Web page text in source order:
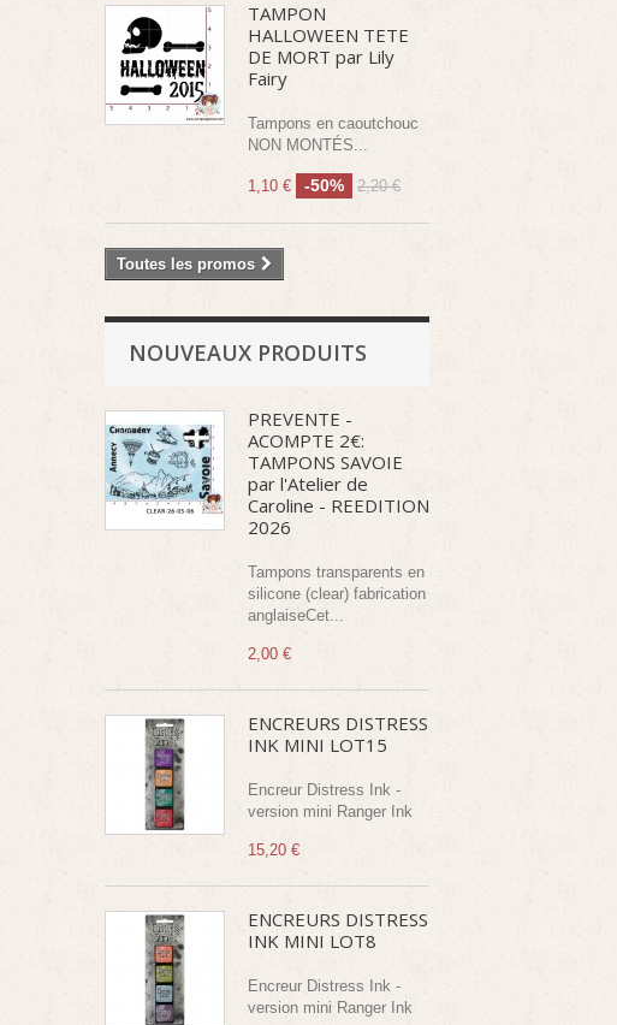
TAMPON
HALLOWEEN TETE
DE MORT par Lily
Fairy
Tampons en caoutchouc
NON MONTÉS...
1,10 € -50% 2,20 €
Toutes les promos
NOUVEAUX PRODUITS
PREVENTE -
ACOMPTE 2€:
TAMPONS SAVOIE
par l'Atelier de
Caroline - REEDITION
2026
Tampons transparents en
silicone (clear) fabrication
anglaiseCet...
2,00 €
ENCREURS DISTRESS
INK MINI LOT15
Encreur Distress Ink -
version mini Ranger Ink
15,20 €
ENCREURS DISTRESS
INK MINI LOT8
Encreur Distress Ink -
version mini Ranger Ink